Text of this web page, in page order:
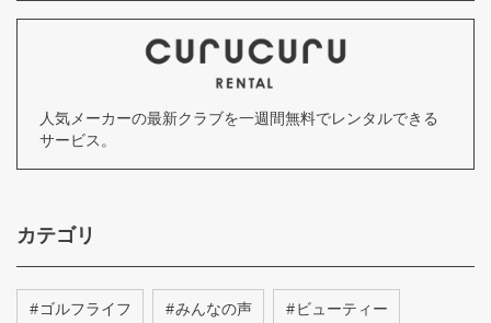
人気メーカーの最新クラブを一週間無料でレンタルできる
サービス。
カテゴリ
#ゴルフライフ #みんなの声 #ビューティー